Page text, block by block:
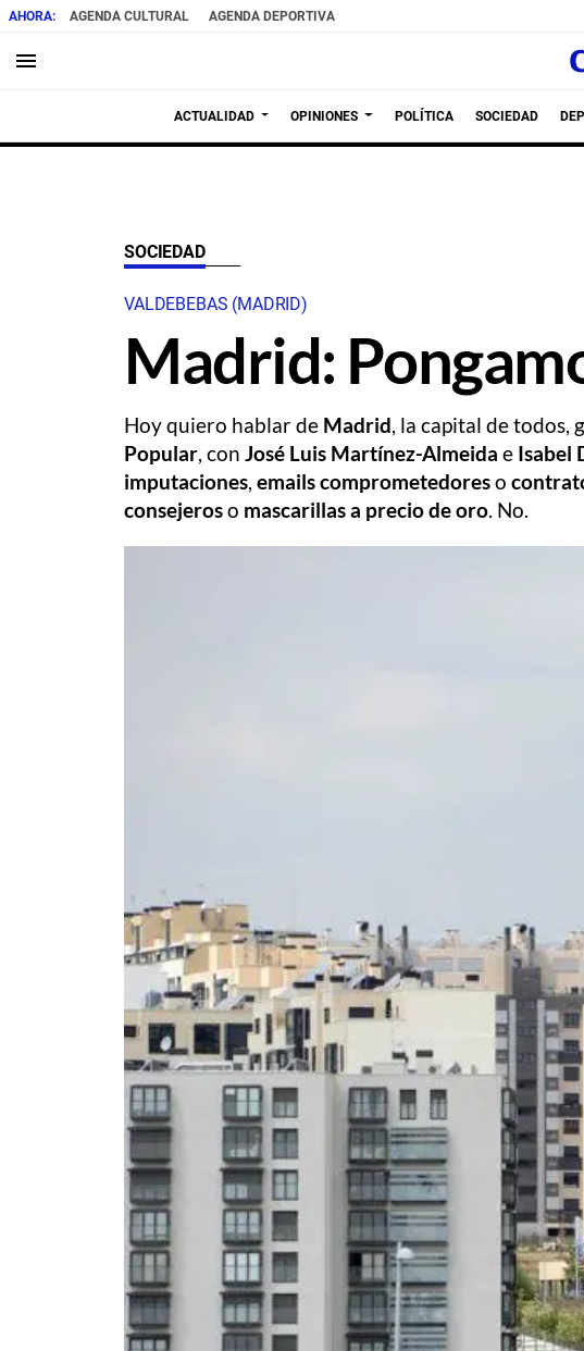
AGENDA CULTURAL AGENDA DEPORTIVA
menu
ACTUALIDAD OPINIONES POLÍTICA SOCIEDAD
SOCIEDAD
VALDEBEBAS (MADRID)
Madrid:
Hoy quiero hablar de Madrid, la capital de todos,
Popular, con José Luis Martínez-Almeida e Isabel
imputaciones, emails comprometedoreso
consejeroso mascarillas a precio de oro. No.